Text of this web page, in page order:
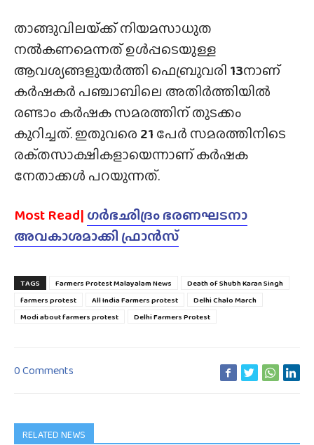
താങ്ങുവിലയ്‌ക്ക് നിയമസാധുത
നൽകണമെന്നത് ഉൾപ്പടെയുള്ള
ആവശ്യങ്ങളുയർത്തി ഫെബ്രുവരി 13നാണ്
കർഷകർ പഞ്ചാബിലെ അതിർത്തിയിൽ
രണ്ടാം കർഷക സമരത്തിന് തുടക്കം
കുറിച്ചത്. ഇതുവരെ 21 പേർ സമരത്തിനിടെ
രക്‌തസാക്ഷികളായെന്നാണ് കർഷക
നേതാക്കൾ പറയുന്നത്.
Most Read| ഗർഭഛിദ്രം ഭരണഘടനാ
അവകാശമാക്കി ഫ്രാൻസ്
TAGS Farmers Protest Malayalam News
Death of Shubh Karan Singh
farmers protest
All India Farmers protest
Delhi Chalo March
Modi about farmers protest
Delhi Farmers Protest
0 Comments
RELATED NEWS